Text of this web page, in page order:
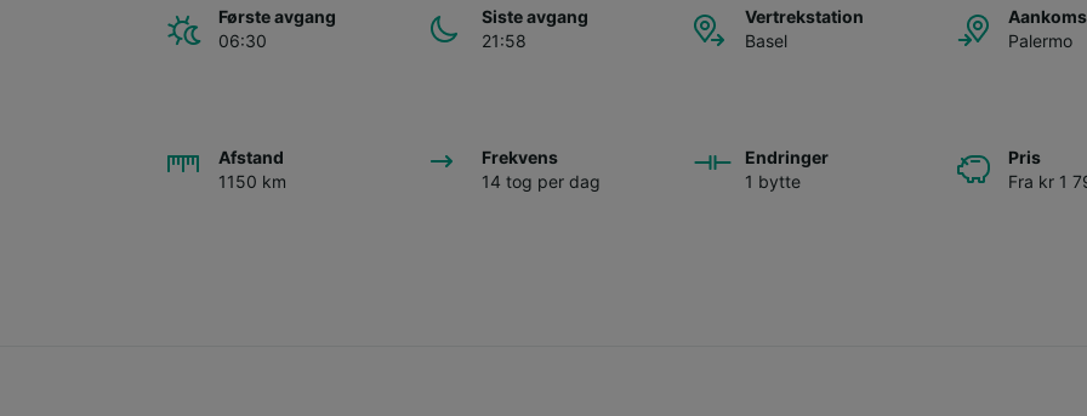
Første avgang
06:30
Siste avgang
21:58
Vertrekstation
Basel
Palermo
Afstand
1150 km
Frekvens
14 tog per dag
Endringer
1 bytte
Pris
Fra kr 1